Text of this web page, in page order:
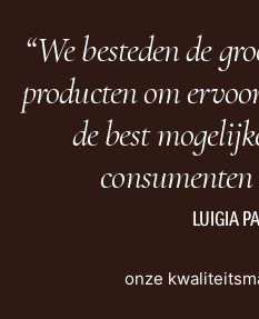
“We besteden de
producten om
de best
LUIGIA
onze